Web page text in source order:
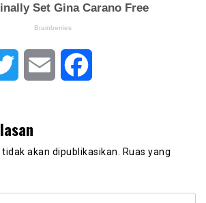
Twitter Email
akan dipublikasikan. Ruas yang